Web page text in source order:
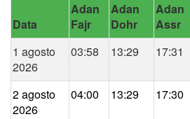
Data
Adan
Fajr
Adan
Dohr
Adan
Assr
1 agosto
2026
03:58 13:29 17:31
2 agosto
2026
04:00 13:29 17:30